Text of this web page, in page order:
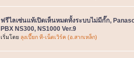
ฟรีไลเซ่นแท้เปิดเห็นหมดทั้งระบบไม่มีกั๊ก,
PBX NS300, NS1000 Ver.9
เริ่มโดย ลุงเปี๊ยก ที-เน็ตเวิร์ค (อ.สากเหล็ก)